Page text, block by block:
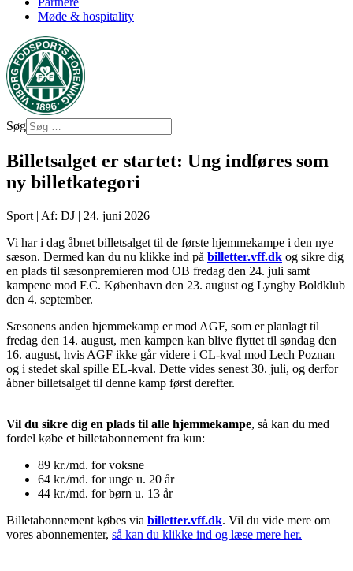
Møde & hospitality
Søg
Billetsalget er startet: Ung indføres som
ny billetkategori
Sport | Af: DJ | 24. juni 2026
Vi har i dag åbnet billetsalget til de første hjemmekampe i den nye
sæson. Dermed kan du nu klikke ind på billetter.vff.dk og sikre dig
en plads til sæsonpremieren mod OB fredag den 24. juli samt
kampene mod F.C. København den 23. august og Lyngby Boldklub
den 4. september.
Sæsonens anden hjemmekamp er mod AGF, som er planlagt til
fredag den 14. august, men kampen kan blive flyttet til søndag den
16. august, hvis AGF ikke går videre i CL-kval mod Lech Poznan
og i stedet skal spille EL-kval. Dette vides senest 30. juli, og derfor
åbner billetsalget til denne kamp først derefter.
Vil du sikre dig en plads til alle hjemmekampe, så kan du med
fordel købe et billetabonnement fra kun:
89 kr./md. for voksne
64 kr./md. for unge u. 20 år
44 kr./md. for børn u. 13 år
Billetabonnement købes via billetter.vff.dk. Vil du vide mere om
vores abonnementer, så kan du klikke ind og læse mere her.